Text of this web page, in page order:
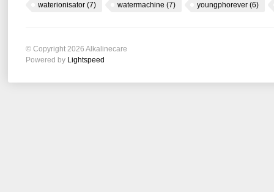
waterionisator (7) watermachine (7) youngphorever (6)
© Copyright 2026 Alkalinecare
Powered by Lightspeed